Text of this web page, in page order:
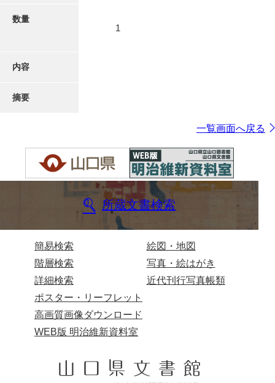
数量
1
内容
摘要
一覧画面へ戻る
所蔵文書検索
簡易検索
階層検索
詳細検索
絵図・地図
写真・絵はがき
近代刊行写真帳類
ポスター・リーフレット
高画質画像ダウンロード
WEB版 明治維新資料室